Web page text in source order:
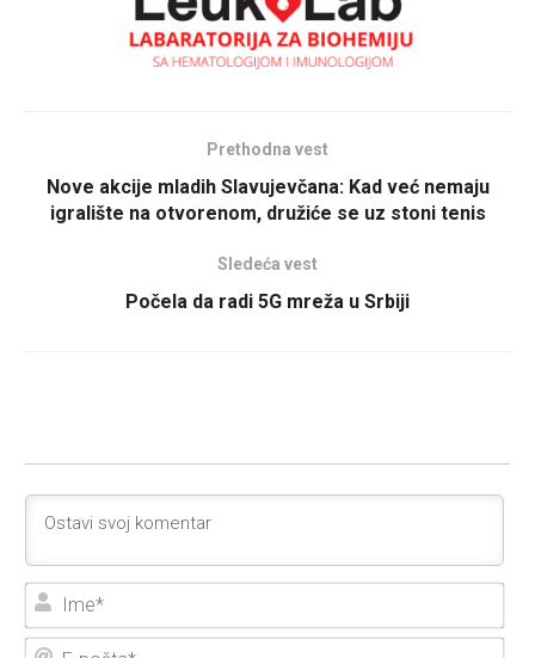
Prethodna vest
Nove akcije mladih Slavujevčana: Kad već nemaju
igralište na otvorenom, družiće se uz stoni tenis
Sledeća vest
Počela da radi 5G mreža u Srbiji
E-